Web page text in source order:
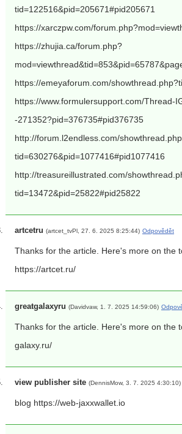
tid=122516&pid=205671#pid205671
https://xarczpw.com/
https://zhujia.ca/forum.php?
https://emeyaforum.com/
https://www.formulersupport.com/Thread-
-271352?pid=376735#pid376735
http://forum.l2endless.com/
tid=630276&pid=1077416#pid1077416
http://treasureillustrated.com/
tid=13472&pid=25822#pid25822
artcetru (artcet_tvPl, 27. 6. 2025 8:25:44) Odpovědět
Thanks for the article. Here's more on the
https://artcet.ru/
greatgalaxyru (Davidvaw, 1. 7. 2025 14:59:06)
Thanks for the article. Here's more on the
galaxy.ru/
view publisher site (DennisMow, 3. 7. 2025 4:30:10)
blog https://web-jaxxwallet.io